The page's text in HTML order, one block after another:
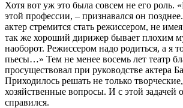
Хотя вот уж это была совсем не его роль.
этой профессии, – признавался он
актер стремится стать режиссером, не
так же хороший дирижер бывает плохим
наоборот. Режиссером надо родиться, а я
пьесы…» Тем не менее восемь лет театр
просуществовал при руководстве актера
Приходилось решать не только
хозяйственные вопросы. И с этой задачей
справился.